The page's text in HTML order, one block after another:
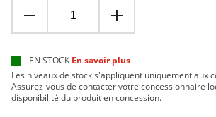
EN STOCK En savoir plus
Les niveaux de stock s'appliquent uniquement aux
Assurez-vous de contacter votre concessionnaire
disponibilité du produit en concession.